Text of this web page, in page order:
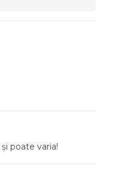
poate varia!